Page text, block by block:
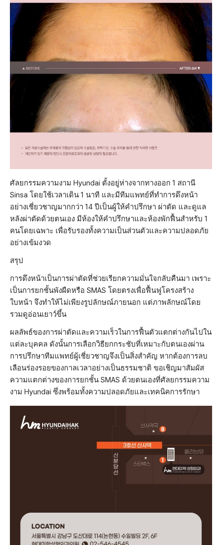
ศัลยกรรมความงาม Hyundai ตั้งอยู่ห่างจากทางออก 1 สถานี
Sinsa โดยใช้เวลาเดิน 1 นาที และมีทีมแพทย์ที่ทำการดึงหน้า
อย่างเชี่ยวชาญมากกว่า 14 ปีเป็นผู้ให้คำปรึกษา ผ่าตัด และดูแล
หลังผ่าตัดด้วยตนเอง มีห้องให้คำปรึกษาและห้องพักฟื้นสำหรับ 1
คนโดยเฉพาะ เพื่อรับรองทั้งความเป็นส่วนตัวและความปลอดภัย
อย่างเข้มงวด
สรุป
การดึงหน้าเป็นการผ่าตัดที่ช่วยเรียกความมั่นใจกลับคืนมา เพราะ
เป็นการยกชั้นพังผืดหรือ SMAS โดยตรงเพื่อฟื้นฟูโครงสร้าง
ใบหน้า จึงทำให้ไม่เพียงรูปลักษณ์ภายนอก แต่ภาพลักษณ์โดย
รวมดูอ่อนเยาว์ขึ้น
ผลลัพธ์ของการผ่าตัดและความเร็วในการฟื้นตัวแตกต่างกันไปใน
แต่ละบุคคล ดังนั้นการเลือกวิธียกกระชับที่เหมาะกับตนเองผ่าน
การปรึกษาทีมแพทย์ผู้เชี่ยวชาญจึงเป็นสิ่งสำคัญ หากต้องการลบ
เลือนร่องรอยของกาลเวลาอย่างเป็นธรรมชาติ ขอเชิญมาสัมผัส
ความแตกต่างของการยกชั้น SMAS ด้วยตนเองที่ศัลยกรรมความ
งาม Hyundai ซึ่งพร้อมทั้งความปลอดภัยและเทคนิคการรักษา